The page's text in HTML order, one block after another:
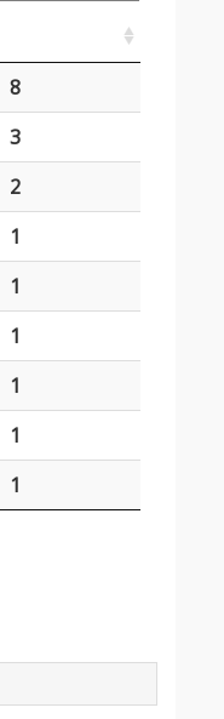
8
3
2
1
1
1
1
1
1